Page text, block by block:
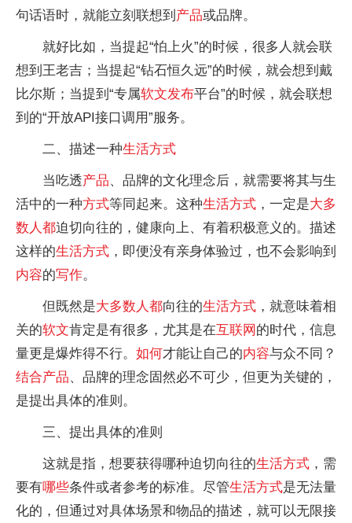
句话语时，就能立刻联想到 产品或品牌。
就好比如，当提起“怕上火”的时候，很多人就会联
想到王老吉；当提起“钻石恒久远”的时候，就会想到戴
比尔斯；当提到“专属软文发布平台”的时候，就会联想
到的“开放API接口调用”服务。
二、描述一种生活方式
当吃透产品、品牌的文化理念后，就需要将其与生
活中的一种方式等同起来。这种生活方式 ，一定是大多
数人都迫切向往的，健康向上、有着积极意义的。描述
这样的生活方式 ，即便没有亲身体验过，也不会影响到
内容的写作。
但既然是大多数人都向往的生活方式 ，就意味着相
关的软文肯定是有很多，尤其是在互联网 的时代，信息
量更是爆炸得不行。 如何才能让自己的内容与众不同？
结合产品、品牌的理念固然必不可少，但更为关键的，
是提出具体的准则。
三、提出具体的准则
这就是指，想要获得哪种迫切向往的生活方式 ，需
要有哪些条件或者参考的标准。尽管生活方式是无法量
化的，但通过对具体场景和物品的描述，就可以无限接